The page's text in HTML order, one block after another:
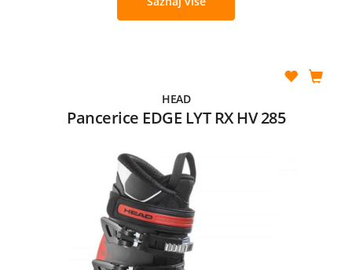
HEAD
Pancerice EDGE LYT RX HV 285